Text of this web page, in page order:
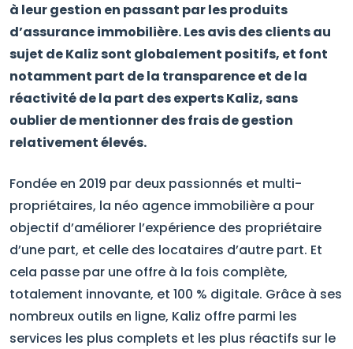
à leur gestion en passant par les produits
d’assurance immobilière. Les avis des clients au
sujet de Kaliz sont globalement positifs, et font
notamment part de la transparence et de la
réactivité de la part des experts Kaliz, sans
oublier de mentionner des frais de gestion
relativement élevés.
Fondée en 2019 par deux passionnés et multi-
propriétaires, la néo agence immobilière a pour
objectif d’améliorer l’expérience des propriétaire
d’une part, et celle des locataires d’autre part. Et
cela passe par une offre à la fois complète,
totalement innovante, et 100 % digitale. Grâce à ses
nombreux outils en ligne, Kaliz offre parmi les
services les plus complets et les plus réactifs sur le